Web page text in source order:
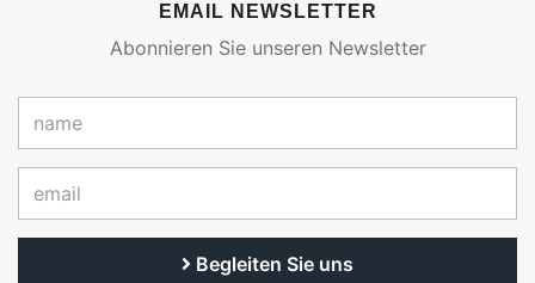
EMAIL NEWSLETTER
Abonnieren Sie unseren Newsletter
Begleiten Sie uns